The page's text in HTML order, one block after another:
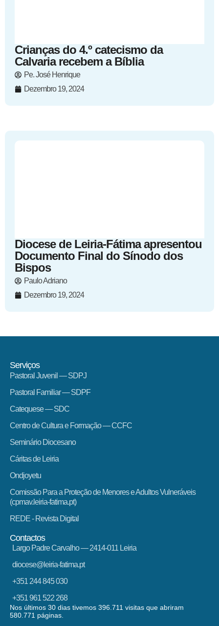
Crianças do 4.º catecismo da
Calvaria recebem a Bíblia
Pe. José Henrique
Dezembro 19, 2024
Diocese de Leiria-Fátima apresentou
Documento Final do Sínodo dos
Bispos
Paulo Adriano
Dezembro 19, 2024
Serviços
Pastoral Juvenil — SDPJ
Pastoral Familiar — SDPF
Catequese — SDC
Centro de Cultura e Formação — CCFC
Seminário Diocesano
Cáritas de Leiria
Ondjoyetu
Comissão Para a Proteção de Menores e Adultos Vulneráveis
(cpmav.leiria-fatima.pt)
REDE - Revista Digital
Contactos
Largo Padre Carvalho — 2414-011 Leiria
diocese@leiria-fatima.pt
+351 244 845 030
+351 961 522 268
Nos últimos 30 dias tivemos 396.711 visitas que abriram
580.771 páginas.